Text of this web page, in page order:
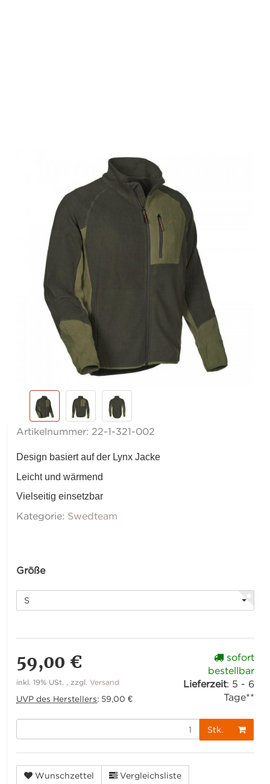
Artikelnummer: 22-1-321-002
Design basiert auf der Lynx Jacke
Leicht und wärmend
Vielseitig einsetzbar
Kategorie: Swedteam
Größe
S
59,00 €
inkl. 19% USt. , zzgl.Versand
UVP des Herstellers: 59,00 €
sofort
bestellbar
Lieferzeit: 5 - 6
Tage**
Stk.
Wunschzettel Vergleichsliste